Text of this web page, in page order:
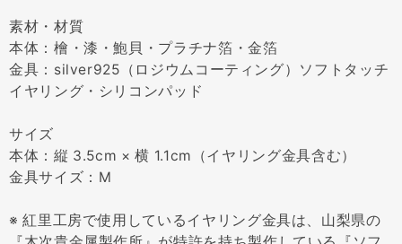
素材・材質
本体：檜・漆・鮑貝・プラチナ箔・金箔
金具：silver925（ロジウムコーティング）ソフトタッチ
イヤリング・シリコンパッド
サイズ
本体：縦 3.5cm × 横 1.1cm（イヤリング金具含む）
金具サイズ：M
※ 紅里工房で使用しているイヤリング金具は、山梨県の